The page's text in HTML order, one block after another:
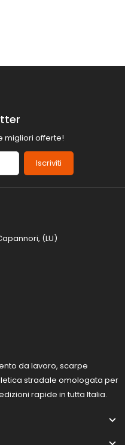
migliori offerte!
Iscriviti
(LU)
da lavoro, scarpe
stradale omologata per
rapide in tutta Italia.